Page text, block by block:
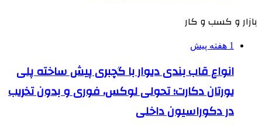
بازار و کسب و کار
1 هفته پیش
انواع قاب بندی دیوار با گچبری پیش ساخته پلی
یورتان دکارت؛ تحولی لوکس، فوری و بدون تخریب
در دکوراسیون داخلی